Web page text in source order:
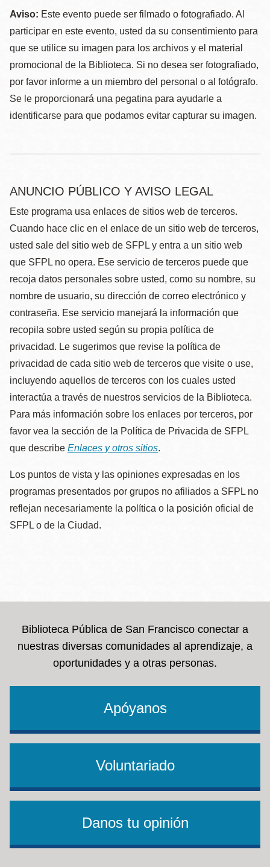
Aviso: Este evento puede ser filmado o fotografiado. Al
participar en este evento, usted da su consentimiento para
que se utilice su imagen para los archivos y el material
promocional de la Biblioteca. Si no desea ser fotografiado,
por favor informe a un miembro del personal o al fotógrafo.
Se le proporcionará una pegatina para ayudarle a
identificarse para que podamos evitar capturar su imagen.
ANUNCIO PÚBLICO Y AVISO LEGAL
Este programa usa enlaces de sitios web de terceros.
Cuando hace clic en el enlace de un sitio web de terceros,
usted sale del sitio web de SFPL y entra a un sitio web
que SFPL no opera. Ese servicio de terceros puede que
recoja datos personales sobre usted, como su nombre, su
nombre de usuario, su dirección de correo electrónico y
contraseña. Ese servicio manejará la información que
recopila sobre usted según su propia política de
privacidad. Le sugerimos que revise la política de
privacidad de cada sitio web de terceros que visite o use,
incluyendo aquellos de terceros con los cuales usted
interactúa a través de nuestros servicios de la Biblioteca.
Para más información sobre los enlaces por terceros, por
favor vea la sección de la Política de Privacida de SFPL
que describe Enlaces y otros sitios.
Los puntos de vista y las opiniones expresadas en los
programas presentados por grupos no afiliados a SFPL no
reflejan necesariamente la política o la posición oficial de
SFPL o de la Ciudad.
Biblioteca Pública de San Francisco conectar a
nuestras diversas comunidades al aprendizaje, a
oportunidades y a otras personas.
Apóyanos
Voluntariado
Danos tu opinión